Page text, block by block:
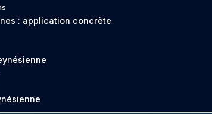
: application concrète